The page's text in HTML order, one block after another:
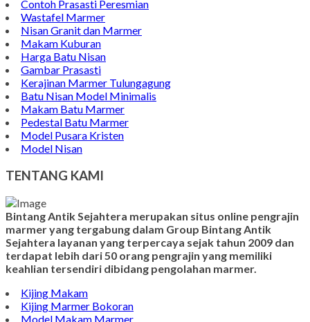
Batu Nisan Marmer
Contoh Bongpay Kristen
Contoh Vandel Marmer
Makam Marmer Islam
Prasasti Marmer Jumbo
Contoh Nisan Model Muslim
Batu Nisan Minimalis
Kijing Makam Marmer
Contoh Makam Granit
Kijing Islam Marmer
Prasasti Nisan
Makam Marmer
Contoh Prasasti Peresmian
Wastafel Marmer
Makam Kuburan
Harga Batu Nisan
Gambar Prasasti
Kerajinan Marmer Tulungagung
Batu Nisan Model Minimalis
Makam Batu Marmer
Pedestal Batu Marmer
Model Pusara Kristen
Model Nisan